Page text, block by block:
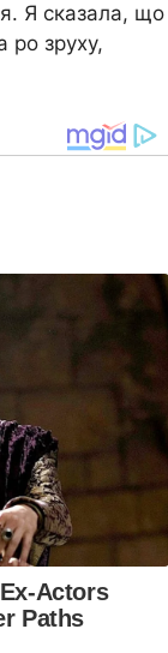
Я сказала, що
po зруху,